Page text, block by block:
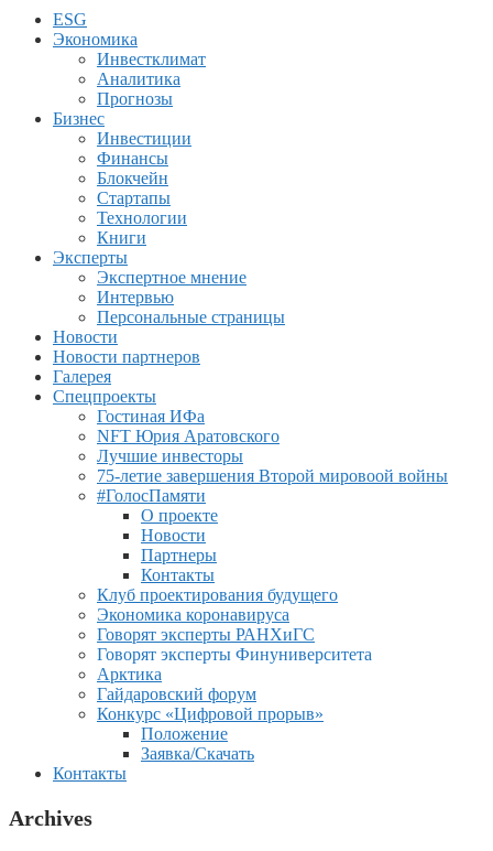
ESG
Экономика
Инвестклимат
Аналитика
Прогнозы
Бизнес
Инвестиции
Финансы
Блокчейн
Стартапы
Технологии
Книги
Эксперты
Экспертное мнение
Интервью
Персональные страницы
Новости
Новости партнеров
Галерея
Спецпроекты
Гостиная ИФа
NFT Юрия Аратовского
Лучшие инвесторы
75-летие завершения Второй мировоой войны
#ГолосПамяти
О проекте
Новости
Партнеры
Контакты
Клуб проектирования будущего
Экономика коронавируса
Говорят эксперты РАНХиГС
Говорят эксперты Финуниверситета
Арктика
Гайдаровский форум
Конкурс «Цифровой прорыв»
Положение
Заявка/Скачать
Контакты
Archives